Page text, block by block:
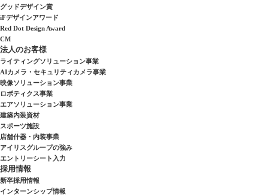
グッドデザイン賞
iFデザインアワード
Red Dot Design Award
CM
法人のお客様
ライティングソリューション事業
AIカメラ・セキュリティカメラ事業
映像ソリューション事業
ロボティクス事業
エアソリューション事業
建築内装資材
スポーツ施設
店舗什器・内装事業
アイリスグループの強み
エントリーシート入力
採用情報
新卒採用情報
インターンシップ情報